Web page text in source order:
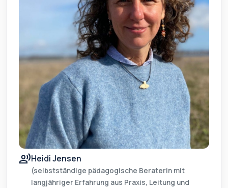
record_voice_overHeidi Jensen
(selbstständige pädagogische Beraterin mit
langjähriger Erfahrung aus Praxis, Leitung und